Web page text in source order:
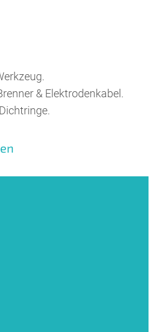
& Elektrodenkabel.